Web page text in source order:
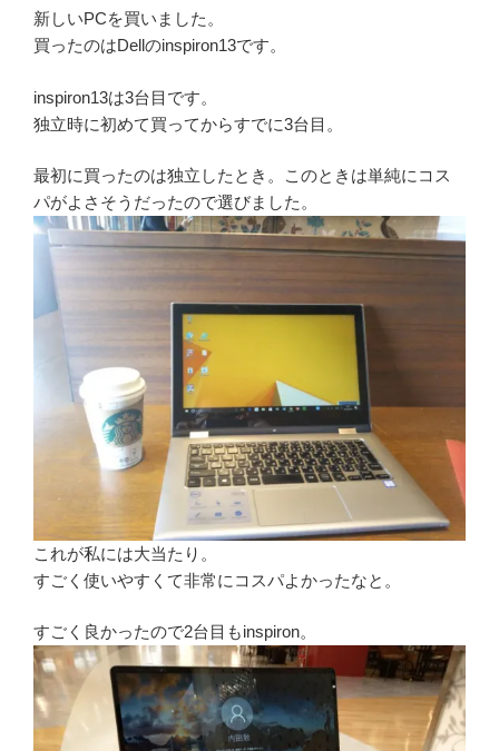
新しいPCを買いました。
買ったのはDellのinspiron13です。
inspiron13は3台目です。
独立時に初めて買ってからすでに3台目。
最初に買ったのは独立したとき。このときは単純にコス
パがよさそうだったので選びました。
これが私には大当たり。
すごく使いやすくて非常にコスパよかったなと。
すごく良かったので2台目もinspiron。